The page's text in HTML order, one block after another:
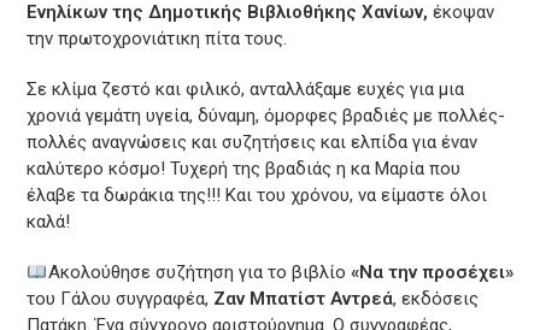
Ενηλίκων της Δημοτικής Βιβλιοθήκης Χανίων, έκοψαν
την πρωτοχρονιάτικη πίτα τους.
Σε κλίμα ζεστό και φιλικό, ανταλλάξαμε ευχές για μια
χρονιά γεμάτη υγεία, δύναμη, όμορφες βραδιές με πολλές-
πολλές αναγνώσεις και συζητήσεις και ελπίδα για έναν
καλύτερο κόσμο! Τυχερή της βραδιάς η κα Μαρία που
έλαβε τα δωράκια της!!! Και του χρόνου, να είμαστε όλοι
καλά!
Ακολούθησε συζήτηση για το βιβλίο «Να την προσέχει»
του Γάλου συγγραφέα, Ζαν Μπατίστ Αντρεά, εκδόσεις
Πατάκη. Ένα σύγχρονο αριστούργημα. Ο συγγραφέας,